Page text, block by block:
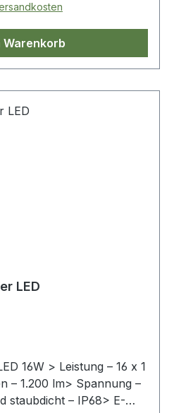
Warenkorb
LED
– 16 x 1
– 1.200 lm> Spannung –
staubdicht – IP68> E-